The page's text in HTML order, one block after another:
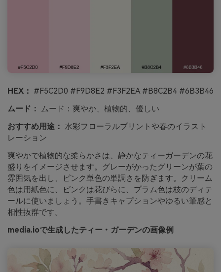
HEX： #F5C2D0 #F9D8E2 #F3F2EA #B8C2B4 #6B3B46
ムード： ムード：爽やか、植物的、優しい
おすすめ用途： 水彩フローラルプリントや春のイラスト
レーション
爽やかで植物的な柔らかさは、静かなティーガーデンの花
盛りをイメージさせます。グレーがかったグリーンが葉の
雰囲気を出し、ピンク単色の単調さを防ぎます。クリーム
色は用紙色に、ピンクは花びらに、プラム色は枝のディテ
ールに使いましょう。手書きキャプションやゆるい筆感と
相性抜群です。
media.ioで生成したティー・ガーデンの画像例